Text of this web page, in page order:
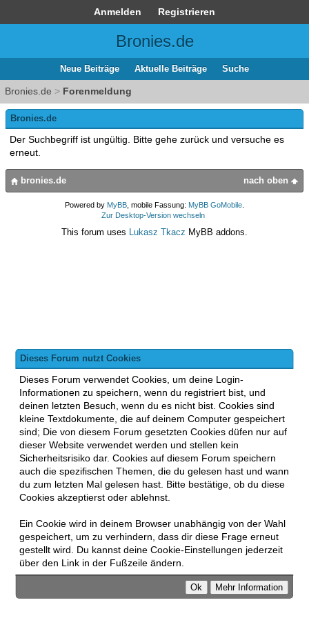
Anmelden Registrieren
Bronies.de
Neue Beiträge Aktuelle Beiträge Suche
Bronies.de > Forenmeldung
Dieses Forum nutzt Cookies
Dieses Forum verwendet Cookies, um deine Login-
Informationen zu speichern, wenn du registriert bist, und
deinen letzten Besuch, wenn du es nicht bist. Cookies sind
kleine Textdokumente, die auf deinem Computer gespeichert
sind; Die von diesem Forum gesetzten Cookies düfen nur auf
dieser Website verwendet werden und stellen kein
Sicherheitsrisiko dar. Cookies auf diesem Forum speichern
auch die spezifischen Themen, die du gelesen hast und wann
du zum letzten Mal gelesen hast. Bitte bestätige, ob du diese
Cookies akzeptierst oder ablehnst.
Ein Cookie wird in deinem Browser unabhängig von der Wahl
gespeichert, um zu verhindern, dass dir diese Frage erneut
gestellt wird. Du kannst deine Cookie-Einstellungen jederzeit
über den Link in der Fußzeile ändern.
Bronies.de
Der Suchbegriff ist ungültig. Bitte gehe zurück und versuche es
erneut.
nach oben
bronies.de
Powered by MyBB , mobile Fassung: MyBB GoMobile
Zur Desktop-Version wechseln
This forum uses Lukasz Tkacz MyBB addons.